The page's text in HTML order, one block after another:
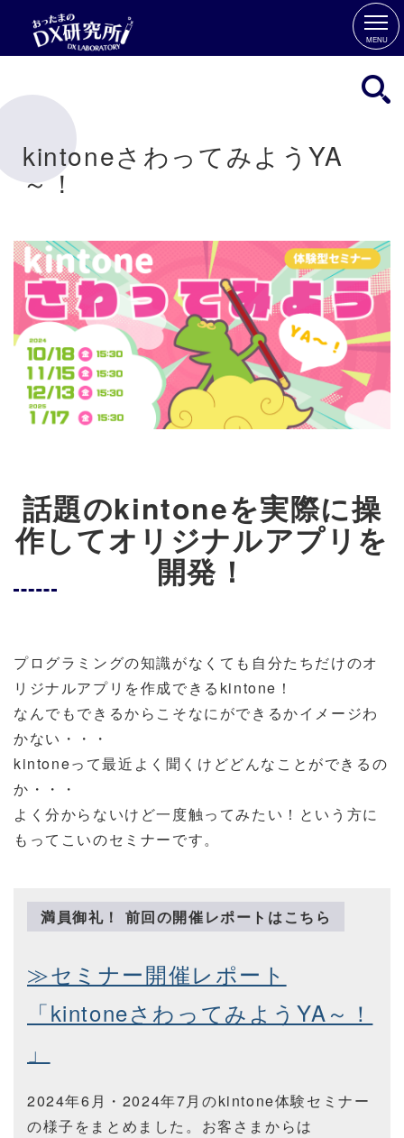
MENU
kintoneさわってみようYA
～！
話題のkintoneを実際に操
作してオリジナルアプリを
開発！
プログラミングの知識がなくても自分たちだけのオ
リジナルアプリを作成できるkintone！
なんでもできるからこそなにができるかイメージわ
かない・・・
kintoneって最近よく聞くけどどんなことができるの
か・・・
よく分からないけど一度触ってみたい！という方に
もってこいのセミナーです。
満員御礼！ 前回の開催レポートはこちら
≫セミナー開催レポート
「kintoneさわってみようYA～！
」
2024年6月・2024年7月のkintone体験セミナー
の様子をまとめました。お客さまからは